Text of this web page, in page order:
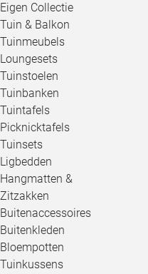
Eigen Collectie
Tuin & Balkon
Tuinmeubels
Loungesets
Tuinstoelen
Tuinbanken
Tuintafels
Picknicktafels
Tuinsets
Ligbedden
Hangmatten &
Zitzakken
Buitenaccessoires
Buitenkleden
Bloempotten
Tuinkussens